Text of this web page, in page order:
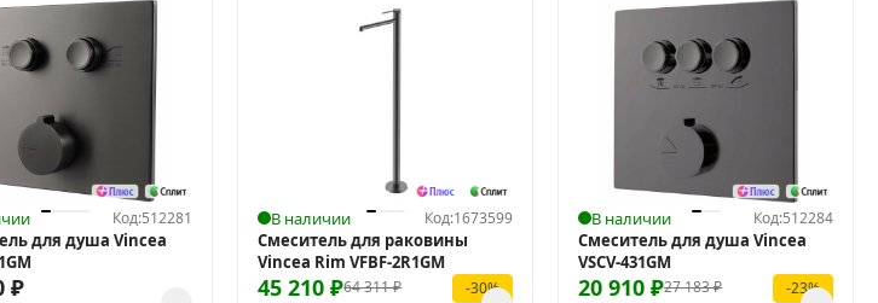
Код:512281
для душа Vincea
₽
В наличии Код:1673599
Смеситель для раковины
Vincea Rim VFBF-2R1GM
64 311₽
45 210₽ -30%
В наличии Код:512284
Смеситель для душа Vincea
VSCV-431GM
27 183₽
20 910₽ -23%